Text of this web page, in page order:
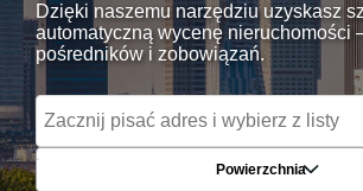
Dzięki naszemu narzędziu uzyskasz
automatyczną wycenę nieruchomości
pośredników i zobowiązań.
Powierzchnia